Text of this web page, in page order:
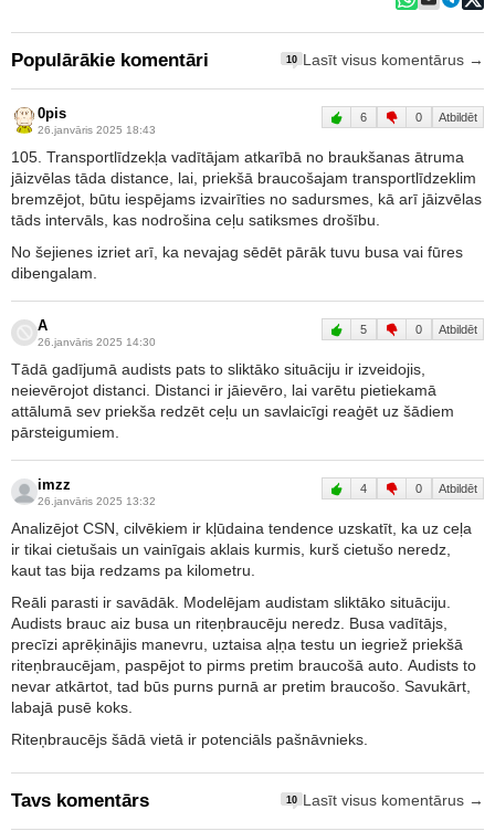
Populārākie komentāri 10 Lasīt visus komentārus →
0pis
26.janvāris 2025 18:43
6 0 Atbildēt
105. Transportlīdzekļa vadītājam atkarībā no braukšanas ātruma
jāizvēlas tāda distance, lai, priekšā braucošajam transportlīdzeklim
bremzējot, būtu iespējams izvairīties no sadursmes, kā arī jāizvēlas
tāds intervāls, kas nodrošina ceļu satiksmes drošību.
No šejienes izriet arī, ka nevajag sēdēt pārāk tuvu busa vai fūres
dibengalam.
A
26.janvāris 2025 14:30
5 0 Atbildēt
Tādā gadījumā audists pats to sliktāko situāciju ir izveidojis,
neievērojot distanci. Distanci ir jāievēro, lai varētu pietiekamā
attālumā sev priekša redzēt ceļu un savlaicīgi reaģēt uz šādiem
pārsteigumiem.
imzz
26.janvāris 2025 13:32
4 0 Atbildēt
Analizējot CSN, cilvēkiem ir kļūdaina tendence uzskatīt, ka uz ceļa
ir tikai cietušais un vainīgais aklais kurmis, kurš cietušo neredz,
kaut tas bija redzams pa kilometru.
Reāli parasti ir savādāk. Modelējam audistam sliktāko situāciju.
Audists brauc aiz busa un riteņbraucēju neredz. Busa vadītājs,
precīzi aprēķinājis manevru, uztaisa aļņa testu un iegriež priekšā
riteņbraucējam, paspējot to pirms pretim braucošā auto. Audists to
nevar atkārtot, tad būs purns purnā ar pretim braucošo. Savukārt,
labajā pusē koks.
Riteņbraucējs šādā vietā ir potenciāls pašnāvnieks.
Tavs komentārs 10 Lasīt visus komentārus →